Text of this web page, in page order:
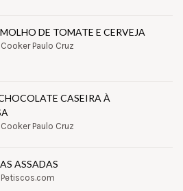
DE TOMATE E CERVEJA
Paulo Cruz
CASEIRA À
Paulo Cruz
ASSADAS